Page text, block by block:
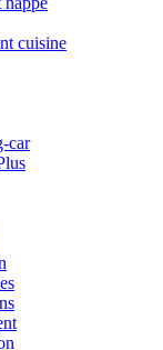
cuisine
car